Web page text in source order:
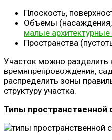
Плоскость,
Объемы (насаждения,
малые
Пространства
Участок можно разделить
времяпрепровождения,
распределить зоны
структуру участка.
Типы пространственной